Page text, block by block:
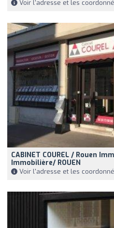
Voir l'adresse et les
CABINET COUREL / Rouen
Immobilière/ ROUEN
Voir l'adresse et les